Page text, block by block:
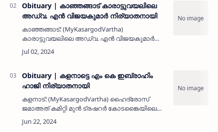
Obituary | കാഞ്ഞങ്ങാട് കാരാട്ടുവയലിലെ
അഡ്വ. എൻ വിജയകുമാർ നിര്യാതനായി
കാഞ്ഞങ്ങാട്: (MyKasargodVartha)
കാരാട്ടുവയലിലെ അഡ്വ. എൻ വിജയകുമാർ
(79) നിര്യാതനായി. ഭാര്യ: വി വി ഇന്ദിര. മക്കൾ:
എൻ നിശാന്ത്, പരേതയായ മഞ്ജുഷ. മരുമകൾ:
Obituary | കളനാട്ടെ എം കെ ഇബ്രാഹിം
ഹാജി നിര്യാതനായി
കളനാട്: (MyKasargodVartha) ഹൈദ്രോസ്
ജമാഅത് കമിറ്റി മുൻ ട്രഷറർ കോടങ്കൈയിലെ
ഉപ്പ് ഇബ്രാഹിം എന്ന എം കെ ഇബ്രാഹിം ഹാജി
(63) നിര്യാതനായി. എം സി സി കൺസ്ട്രക്ഷൻ